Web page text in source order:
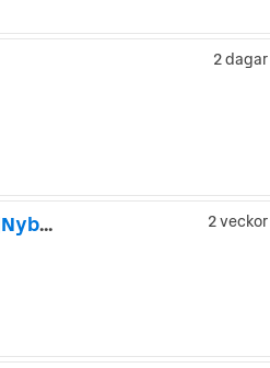
2 dagar
Volkswagen Tiguan 2.0 TSI 4Motion|Drag|M-värmare|Carplay|Nybesiktigad|
2 veckor